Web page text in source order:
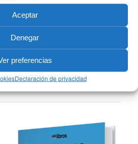
Aceptar
Denegar
preferencias
Declaración de privacidad